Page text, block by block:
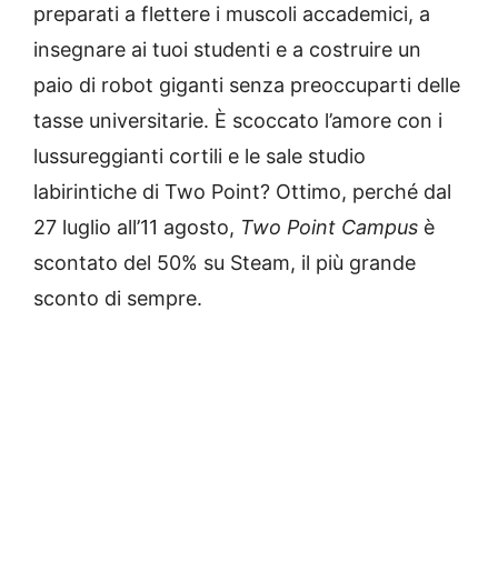
preparati a flettere i muscoli accademici, a
insegnare ai tuoi studenti e a costruire un
paio di robot giganti senza preoccuparti delle
tasse universitarie. È scoccato l’amore con i
lussureggianti cortili e le sale studio
labirintiche di Two Point? Ottimo, perché dal
27 luglio all’11 agosto, Two Point Campus è
scontato del 50% su Steam, il più grande
sconto di sempre.